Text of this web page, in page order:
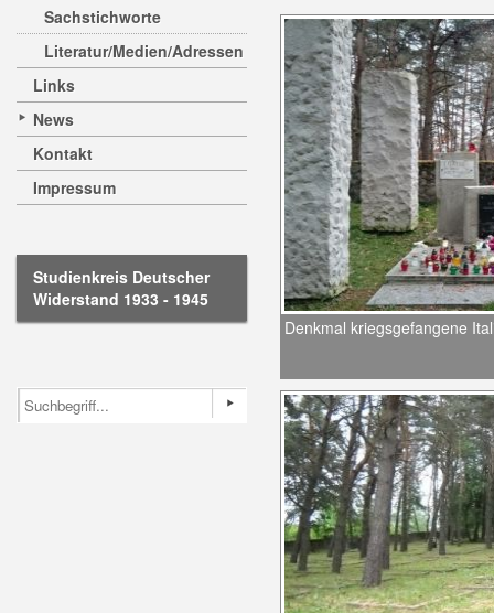
Sachstichworte
Literatur/Medien/Adressen
Links
News
Kontakt
Impressum
Studienkreis Deutscher
Widerstand 1933 - 1945
Denkmal kriegsgefangene